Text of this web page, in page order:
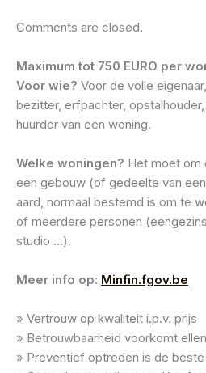
Comments are closed.
Maximum tot 750 EURO per
Voor wie? Voor de volle
bezitter, erfpachter,
huurder van een woning.
Welke woningen? Het moet om
een gebouw (of gedeelte van
aard, normaal bestemd is om te
of meerdere personen
studio …).
Meer info op: Minfin.fgov.be
» Vertrouw op kwaliteit i.p.v. prijs
» Betrouwbaarheid voorkomt
» Preventief optreden is de